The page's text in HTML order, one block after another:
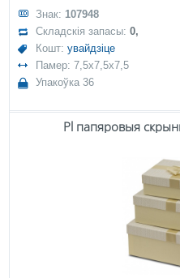
Знак: 107948
Складскія запасы:0,
Кошт:увайдзіце
Памер: 7,5x7,5x7,5
Упакоўка 36
Pl папяровыя